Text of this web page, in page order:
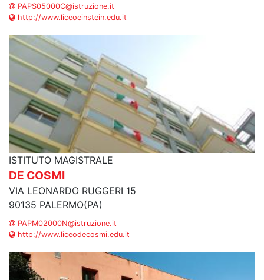
PAPS05000C@istruzione.it
http://www.liceoeinstein.edu.it
ISTITUTO MAGISTRALE
DE COSMI
VIA LEONARDO RUGGERI 15
90135 PALERMO(PA)
PAPM02000N@istruzione.it
http://www.liceodecosmi.edu.it